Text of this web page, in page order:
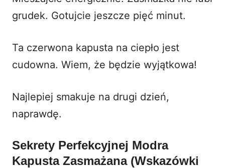
grudek. Gotujcie jeszcze pięć minut.
Ta czerwona kapusta na ciepło jest
cudowna. Wiem, że będzie wyjątkowa!
Najlepiej smakuje na drugi dzień,
naprawdę.
Sekrety Perfekcyjnej Modra
Kapusta Zasmażana (Wskazówki